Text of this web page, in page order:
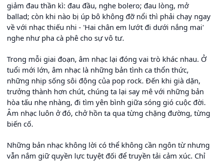
giảm đau thần kì: đau đầu, nghe bolero; đau lòng, mở
ballad; còn khi nào bị úp bô không đỡ nổi thì phải chạy ngay
về với nhạc thiếu nhi - 'Hai chân em lướt đi dưới nắng mai'
nghe như pha cà phê cho sự vô tư.
Trong mỗi giai đoạn, âm nhạc lại đóng vai trò khác nhau. Ở
tuổi mới lớn, âm nhạc là những bản tình ca thổn thức,
những nhịp sống sôi động của pop rock. Đến khi già dặn,
trưởng thành hơn chút, chúng ta lại say mê với những bản
hòa tấu nhẹ nhàng, đi tìm yên bình giữa sóng gió cuộc đời.
Âm nhạc luôn ở đó, chở hồn ta qua từng chặng đường, từng
biến cố.
Những bản nhạc không lời có thể không cần ngôn từ nhưng
vẫn nắm giữ quyền lực tuyệt đối để truyền tải cảm xúc. Chỉ